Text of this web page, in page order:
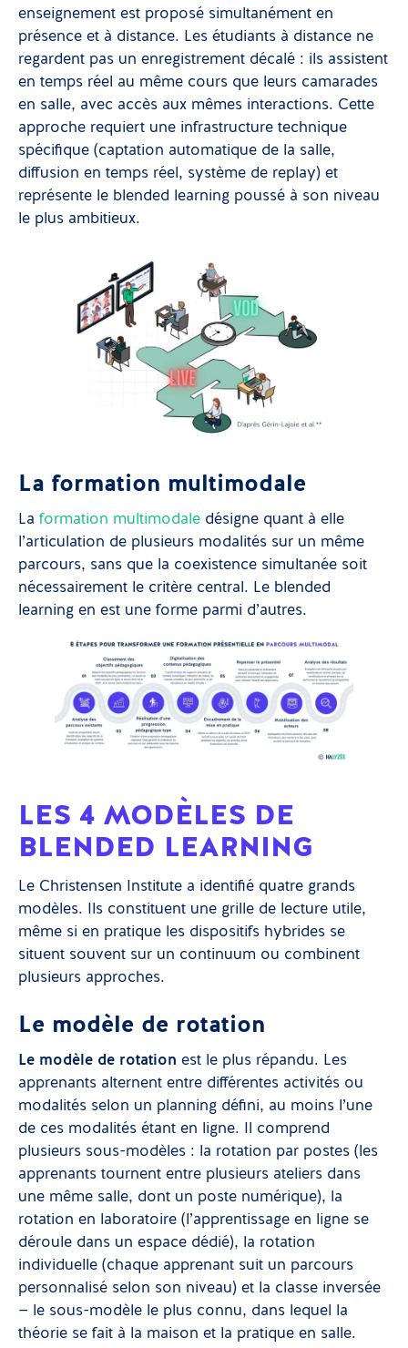
enseignement est proposé simultanément en
présence et à distance. Les étudiants à distance ne
regardent pas un enregistrement décalé : ils assistent
en temps réel au même cours que leurs camarades
en salle, avec accès aux mêmes interactions. Cette
approche requiert une infrastructure technique
spécifique (captation automatique de la salle,
diffusion en temps réel, système de replay) et
représente le blended learning poussé à son niveau
le plus ambitieux.
La formation multimodale
La formation multimodale désigne quant à elle
l’articulation de plusieurs modalités sur un même
parcours, sans que la coexistence simultanée soit
nécessairement le critère central. Le blended
learning en est une forme parmi d’autres.
LES 4 MODÈLES DE
BLENDED LEARNING
Le Christensen Institute a identifié quatre grands
modèles. Ils constituent une grille de lecture utile,
même si en pratique les dispositifs hybrides se
situent souvent sur un continuum ou combinent
plusieurs approches.
Le modèle de rotation
Le modèle de rotation est le plus répandu. Les
apprenants alternent entre différentes activités ou
modalités selon un planning défini, au moins l’une
de ces modalités étant en ligne. Il comprend
plusieurs sous-modèles : la rotation par postes (les
apprenants tournent entre plusieurs ateliers dans
une même salle, dont un poste numérique), la
rotation en laboratoire (l’apprentissage en ligne se
déroule dans un espace dédié), la rotation
individuelle (chaque apprenant suit un parcours
personnalisé selon son niveau) et la classe inversée
— le sous-modèle le plus connu, dans lequel la
théorie se fait à la maison et la pratique en salle.